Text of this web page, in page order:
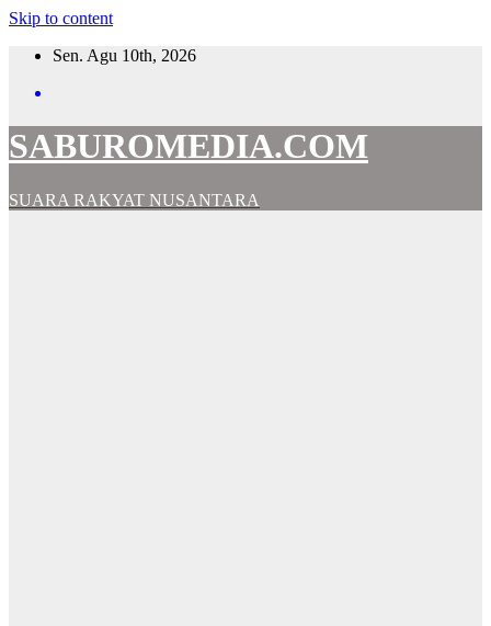
Skip to content
Sen. Agu 10th, 2026
SABUROMEDIA.COM
SUARA RAKYAT NUSANTARA